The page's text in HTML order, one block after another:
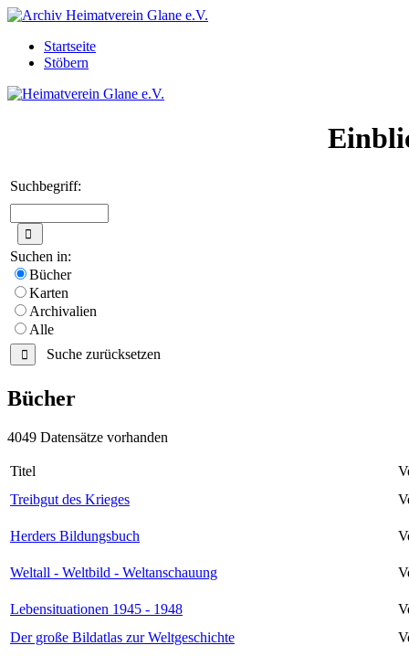
Startseite
Stöbern
Suchbegriff:
Suchen in:
Bücher
Karten
Archivalien
Alle
Suche zurücksetzen
Bücher
4049 Datensätze vorhanden
Titel
Treibgut des Krieges
Herders Bildungsbuch
Weltall - Weltbild - Weltanschauung
Lebensituationen 1945 - 1948
Der große Bildatlas zur Weltgeschichte